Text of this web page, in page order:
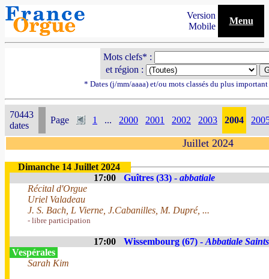
Version
Mobile
Menu
Mots clefs* :
et région :
* Dates (j/mm/aaaa) et/ou mots classés du plus
70443
dates
Page 1 ... 2000 2001 2002 2003 2004
Juillet 2024
Dimanche 14 Juillet 2024
17:00
Guîtres (33) - abbatiale
Récital d'Orgue
Uriel Valadeau
J. S. Bach, L Vierne, J.Cabanilles, M. Dupré, ...
- libre participation
17:00 Wissembourg (67) - Abbatiale
Vespérales
Sarah Kim